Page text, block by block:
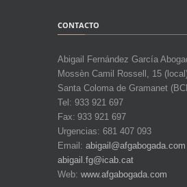
CONTACTO
Abigail Fernández García
Mossèn Camil Rossell, 15
Santa Coloma de Gramanet
Tel: 933 921 697
Fax: 933 921 697
Urgencias: 681 407 093
Email: abigail@afgabogada.com
abigail.fg@icab.cat
Web: www.afgabogada.com